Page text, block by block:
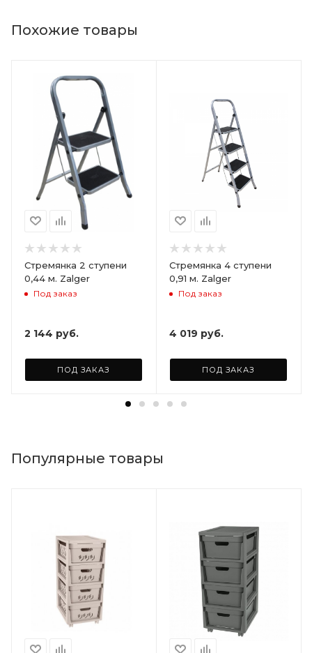
Похожие товары
Стремянка 2 ступени
0,44 м. Zalger
Под заказ
2 144 руб.
ПОД ЗАКАЗ
Стремянка 4 ступени
0,91 м. Zalger
Под заказ
4 019 руб.
ПОД ЗАКАЗ
Популярные товары